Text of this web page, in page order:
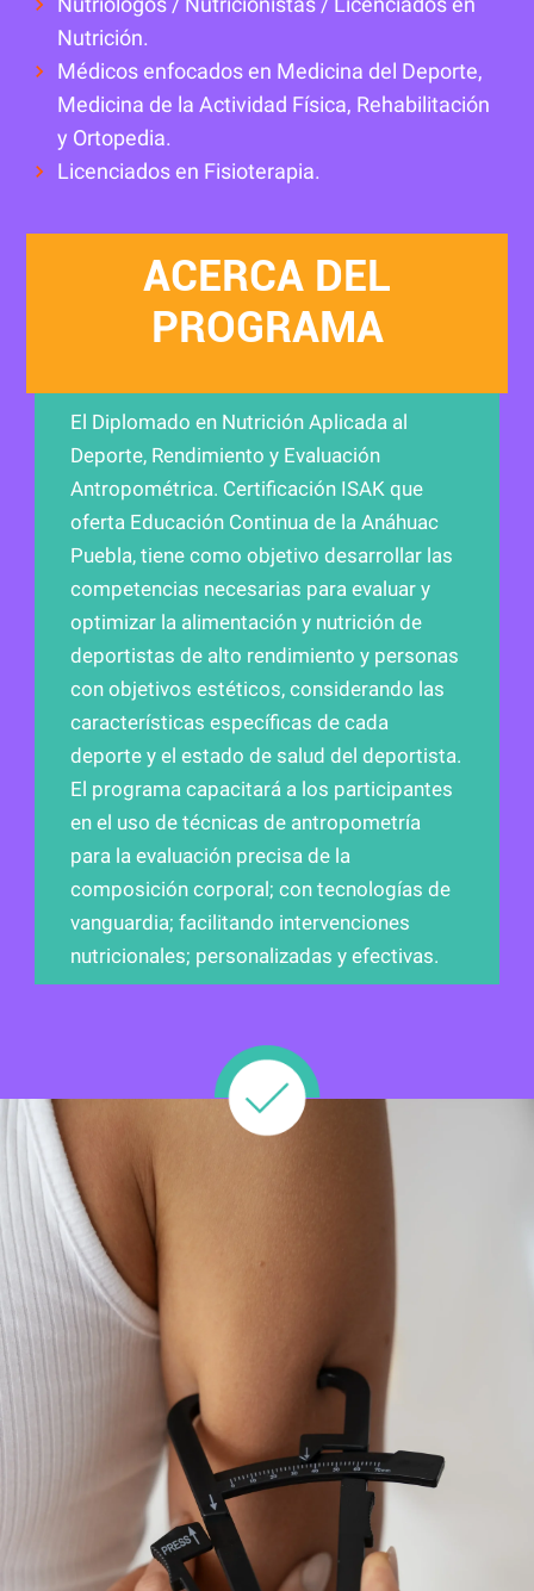
Nutrición.
Médicos enfocados en Medicina del Deporte,
Medicina de la Actividad Física, Rehabilitación
y Ortopedia.
Licenciados en Fisioterapia.
ACERCA DEL
PROGRAMA
El Diplomado en Nutrición Aplicada al
Deporte, Rendimiento y Evaluación
Antropométrica. Certificación ISAK que
oferta Educación Continua de la Anáhuac
Puebla, tiene como objetivo desarrollar las
competencias necesarias para evaluar y
optimizar la alimentación y nutrición de
deportistas de alto rendimiento y personas
con objetivos estéticos, considerando las
características específicas de cada
deporte y el estado de salud del deportista.
El programa capacitará a los participantes
en el uso de técnicas de antropometría
para la evaluación precisa de la
composición corporal; con tecnologías de
vanguardia; facilitando intervenciones
nutricionales; personalizadas y efectivas.